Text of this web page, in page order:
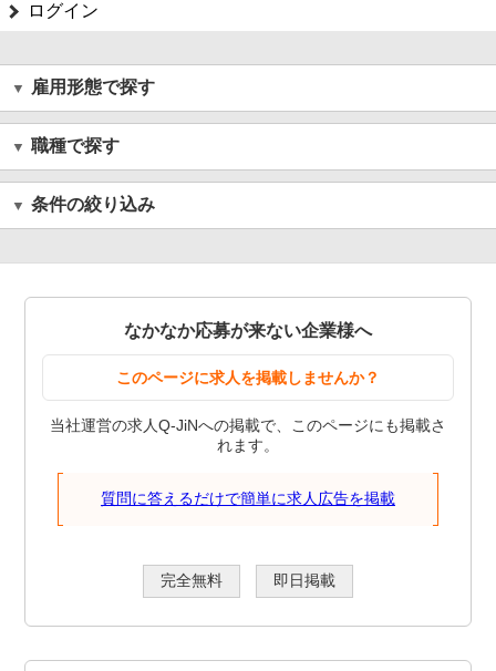
ログイン
雇用形態で探す
職種で探す
条件の絞り込み
なかなか応募が来ない企業様へ
このページに求人を掲載しませんか？
当社運営の求人Q-JiNへの掲載で、このページにも掲載さ
れます。
質問に答えるだけで簡単に求人広告を掲載
完全無料 即日掲載